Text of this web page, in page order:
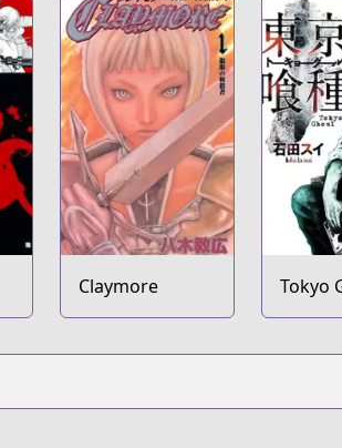
Claymore Tokyo